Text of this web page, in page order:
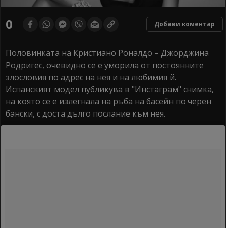
0 Добави коментар
Половинката на Кристиано Роналдо – Джорджина
Родригес, очевидно се е уморила от постоянните
злословия по адрес на нея и на любимия й.
Испанският модел публикува в "Инстаграм" снимка,
на която се е излегнала на ръба на басейн по черен
бански, с доста дълго послание към нея.